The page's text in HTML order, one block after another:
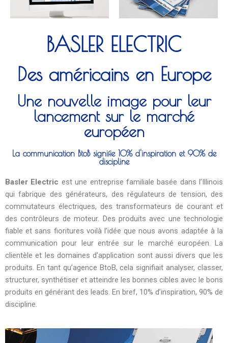
BASLER ELECTRIC
Des américains en Europe
Une nouvelle image pour leur
lancement sur le marché
européen
La communication BtoB signifie 10% d'inspiration et 90% de
discipline
Basler Electric est une entreprise familiale basée dans l’Illinois
qui fabrique des générateurs, des régulateurs de tension, des
commutateurs électriques, des transformateurs de courant et
des contrôleurs de moteur. Des produits avec une technologie
fiable et sans fioritures voilà l’idée que nous avons adaptée à la
communication pour leur entrée sur le marché européen. La
clientèle et les domaines d’application sont aussi divers que les
produits. En tant qu’agence BtoB, cela signifiait analyser, classer,
structurer, synthétiser et atteindre les bonnes cibles avec le bons
produits en générant des leads. En bref, 10% d’inspiration, 90% de
discipline.